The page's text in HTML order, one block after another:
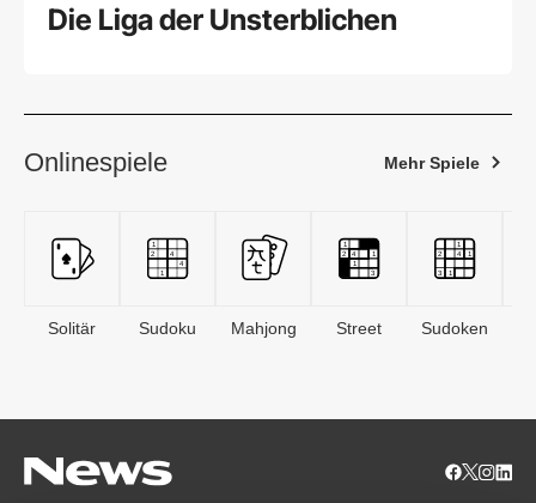
Die Liga der Unsterblichen
Onlinespiele Mehr Spiele
Solitär Sudoku Mahjong Street Sudoken